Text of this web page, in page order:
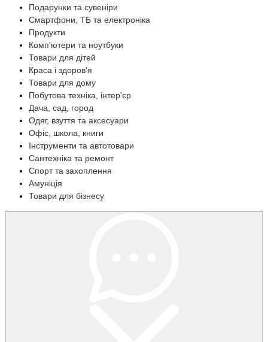
Подарунки та сувеніри
Смартфони, ТБ та електроніка
Продукти
Комп'ютери та ноутбуки
Товари для дітей
Краса і здоров'я
Товари для дому
Побутова техніка, інтер'єр
Дача, сад, город
Одяг, взуття та аксесуари
Офіс, школа, книги
Інструменти та автотовари
Сантехніка та ремонт
Спорт та захоплення
Амуніція
Товари для бізнесу